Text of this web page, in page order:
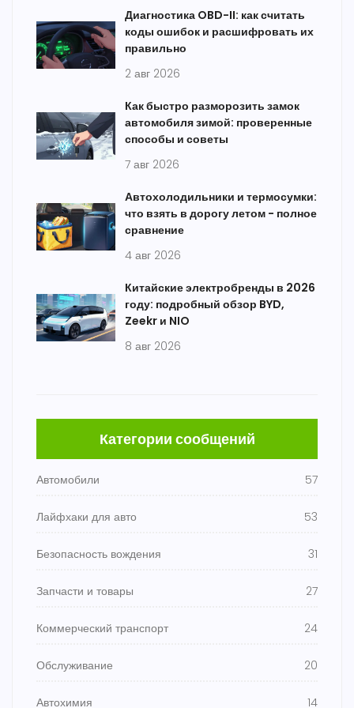
Диагностика OBD-II: как считать
коды ошибок и расшифровать их
правильно
2 авг 2026
Как быстро разморозить замок
автомобиля зимой: проверенные
способы и советы
7 авг 2026
Автохолодильники и термосумки:
что взять в дорогу летом - полное
сравнение
4 авг 2026
Китайские электробренды в 2026
году: подробный обзор BYD,
Zeekr и NIO
8 авг 2026
Категории сообщений
Автомобили 57
Лайфхаки для авто 53
Безопасность вождения 31
Запчасти и товары 27
Коммерческий транспорт 24
Обслуживание 20
Автохимия 14